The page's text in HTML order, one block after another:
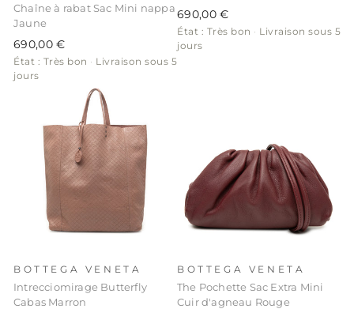
Chaîne à rabat Sac Mini nappa
Jaune
690,00 €
État : Très bon · Livraison sous 5
jours
690,00 €
État : Très bon · Livraison sous 5
jours
BOTTEGA VENETA
Intrecciomirage Butterfly
Cabas Marron
BOTTEGA VENETA
The Pochette Sac Extra Mini
Cuir d'agneau Rouge